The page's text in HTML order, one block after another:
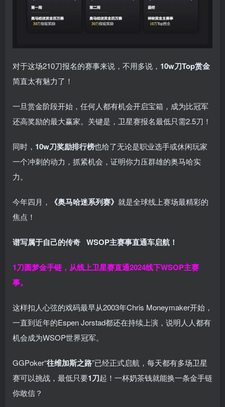
对于这场210刀报名的赛事来说，不用多说， 10w刀Top赏金
简直太有魅力了！
一旦赏金阶段开始，任何人都有机会开启宝箱，成为比冠军
还高奖励的最大赢家。关键是，卫星赛报名最低只需2.5刀！
同时， 10w刀奖励排行榜也给了无论是职业选手或休闲玩家
一个冲刺的动力，抓紧机会，证明你力压群雄的奥马哈实
力。
今年四月， 《奥马哈迷系列赛》 就是全球线上赛场最精彩的
焦点！
谱写属于自己的传奇 WSOP主赛事直通车启航！
1刀圆梦金手链，从线上卫星赛直通2024线下WSOP主赛
事。
这样扣人心弦的戏码最早从2003年Chris Moneymaker开始，
一直到近年的Espen Jorstad都还在持续上演，说明人人都有
机会成为WSOP世界冠军。
GGPoker“往维加斯之路”已经正式启航，每天都有多场卫星
赛可以挑战，最低只要1刀起！一杯奶茶钱就能换一条金手链
你敢信？